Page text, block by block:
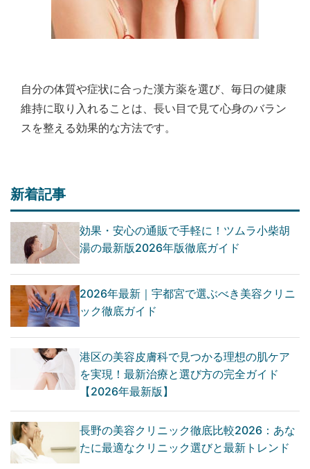
自分の体質や症状に合った漢方薬を選び、毎日の健康
維持に取り入れることは、長い目で見て心身のバラン
スを整える効果的な方法です。
新着記事
効果・安心の通販で手軽に！ツムラ小柴胡
湯の最新版2026年版徹底ガイド
2026年最新｜宇都宮で選ぶべき美容クリニ
ック徹底ガイド
港区の美容皮膚科で見つかる理想の肌ケア
を実現！最新治療と選び方の完全ガイド
【2026年最新版】
長野の美容クリニック徹底比較2026：あな
たに最適なクリニック選びと最新トレンド